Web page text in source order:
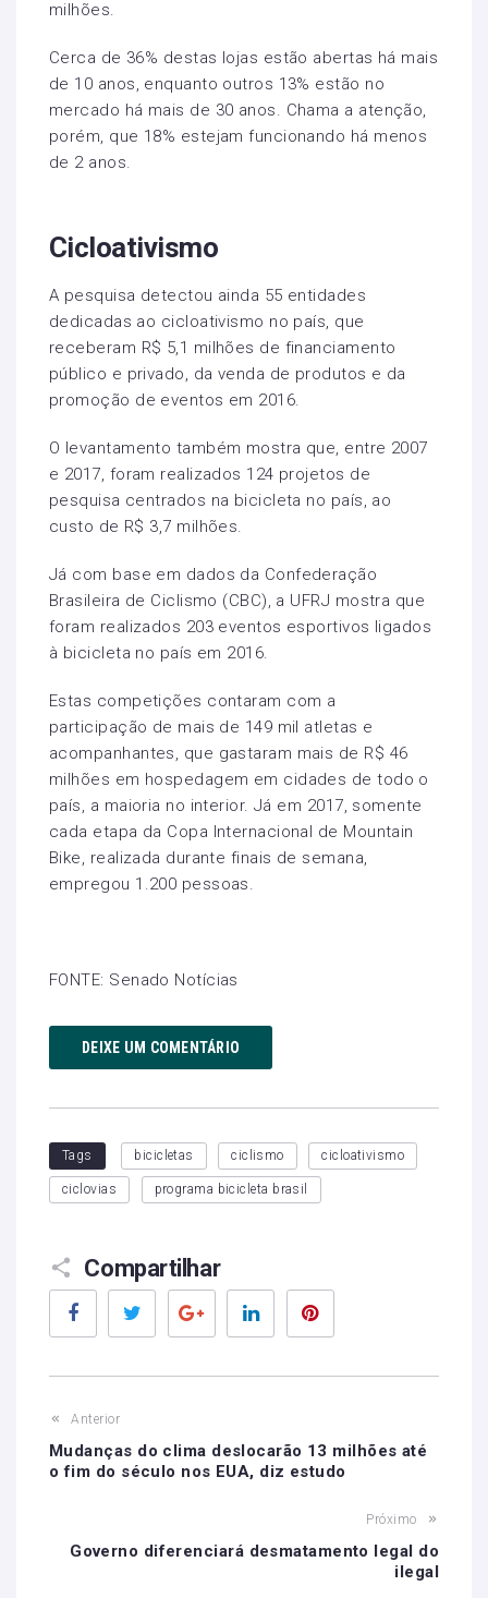
milhões.
Cerca de 36% destas lojas estão abertas há mais
de 10 anos, enquanto outros 13% estão no
mercado há mais de 30 anos. Chama a atenção,
porém, que 18% estejam funcionando há menos
de 2 anos.
Cicloativismo
A pesquisa detectou ainda 55 entidades
dedicadas ao cicloativismo no país, que
receberam R$ 5,1 milhões de financiamento
público e privado, da venda de produtos e da
promoção de eventos em 2016.
O levantamento também mostra que, entre 2007
e 2017, foram realizados 124 projetos de
pesquisa centrados na bicicleta no país, ao
custo de R$ 3,7 milhões.
Já com base em dados da Confederação
Brasileira de Ciclismo (CBC), a UFRJ mostra que
foram realizados 203 eventos esportivos ligados
à bicicleta no país em 2016.
Estas competições contaram com a
participação de mais de 149 mil atletas e
acompanhantes, que gastaram mais de R$ 46
milhões em hospedagem em cidades de todo o
país, a maioria no interior. Já em 2017, somente
cada etapa da Copa Internacional de Mountain
Bike, realizada durante finais de semana,
empregou 1.200 pessoas.
FONTE: Senado Notícias
DEIXE UM COMENTÁRIO
Tags bicicletas ciclismo cicloativismo
ciclovias programa bicicleta brasil
Compartilhar
Facebook Twitter Google+ LinkedIn
Anterior
Mudanças do clima deslocarão 13 milhões até
o fim do século nos EUA, diz estudo
Próximo
Governo diferenciará desmatamento legal do
ilegal